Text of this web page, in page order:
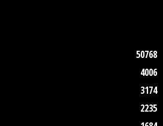
50768
4006
3174
2235